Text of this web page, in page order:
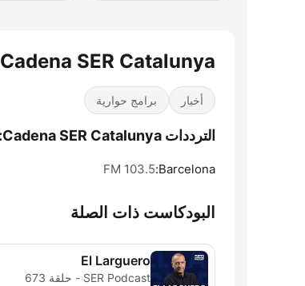
Cadena SER Catalunya بث حي
أخبار برامج حوارية
الترددات Cadena SER Catalunya:
Barcelona:
103.5 FM
البودكاست ذات الصلة
El Larguero
SER Podcast - حلقة 673